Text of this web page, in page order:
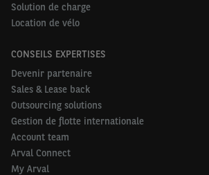
Solution de charge
Location de vélo
CONSEILS EXPERTISES
Devenir partenaire
Sales & Lease back
Outsourcing solutions
Gestion de flotte internationale
Account team
Arval Connect
My Arval